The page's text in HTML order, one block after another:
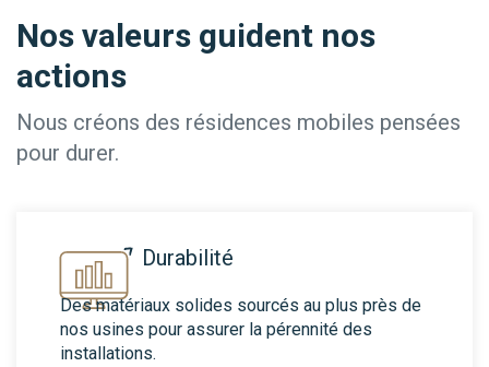
Nos valeurs guident nos
actions
Nous créons des résidences mobiles pensées
pour durer.
Durabilité
Des matériaux solides sourcés au plus près de
nos usines pour assurer la pérennité des
installations.